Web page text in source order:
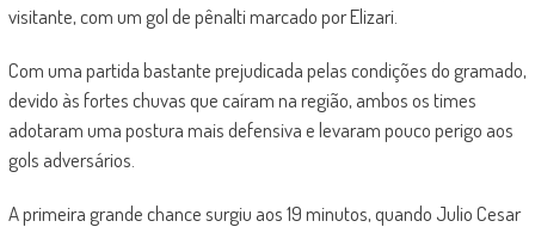
visitante, com um gol de pênalti marcado por Elizari.
Com uma partida bastante prejudicada pelas condições do gramado,
devido às fortes chuvas que caíram na região, ambos os times
adotaram uma postura mais defensiva e levaram pouco perigo aos
gols adversários.
A primeira grande chance surgiu aos 19 minutos, quando Julio Cesar